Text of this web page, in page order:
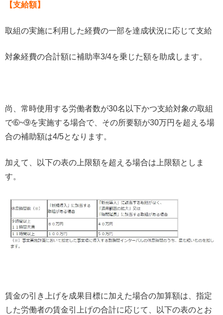
【支給額】
取組の実施に利用した経費の一部を達成状況に応じて支給
対象経費の合計額に補助率3/4を乗じた額を助成します。
尚、常時使用する労働者数が30名以下かつ支給対象の取組
で➅~➈を実施する場合で、その所要額が30万円を超える場
合の補助額は4/5となります。
加えて、以下の表の上限額を超える場合は上限額としま
す。
賃金の引き上げを成果目標に加えた場合の加算額は、指定
した労働者の賃金引上げの合計に応じて、以下の表のとお